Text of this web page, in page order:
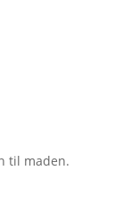
til maden.